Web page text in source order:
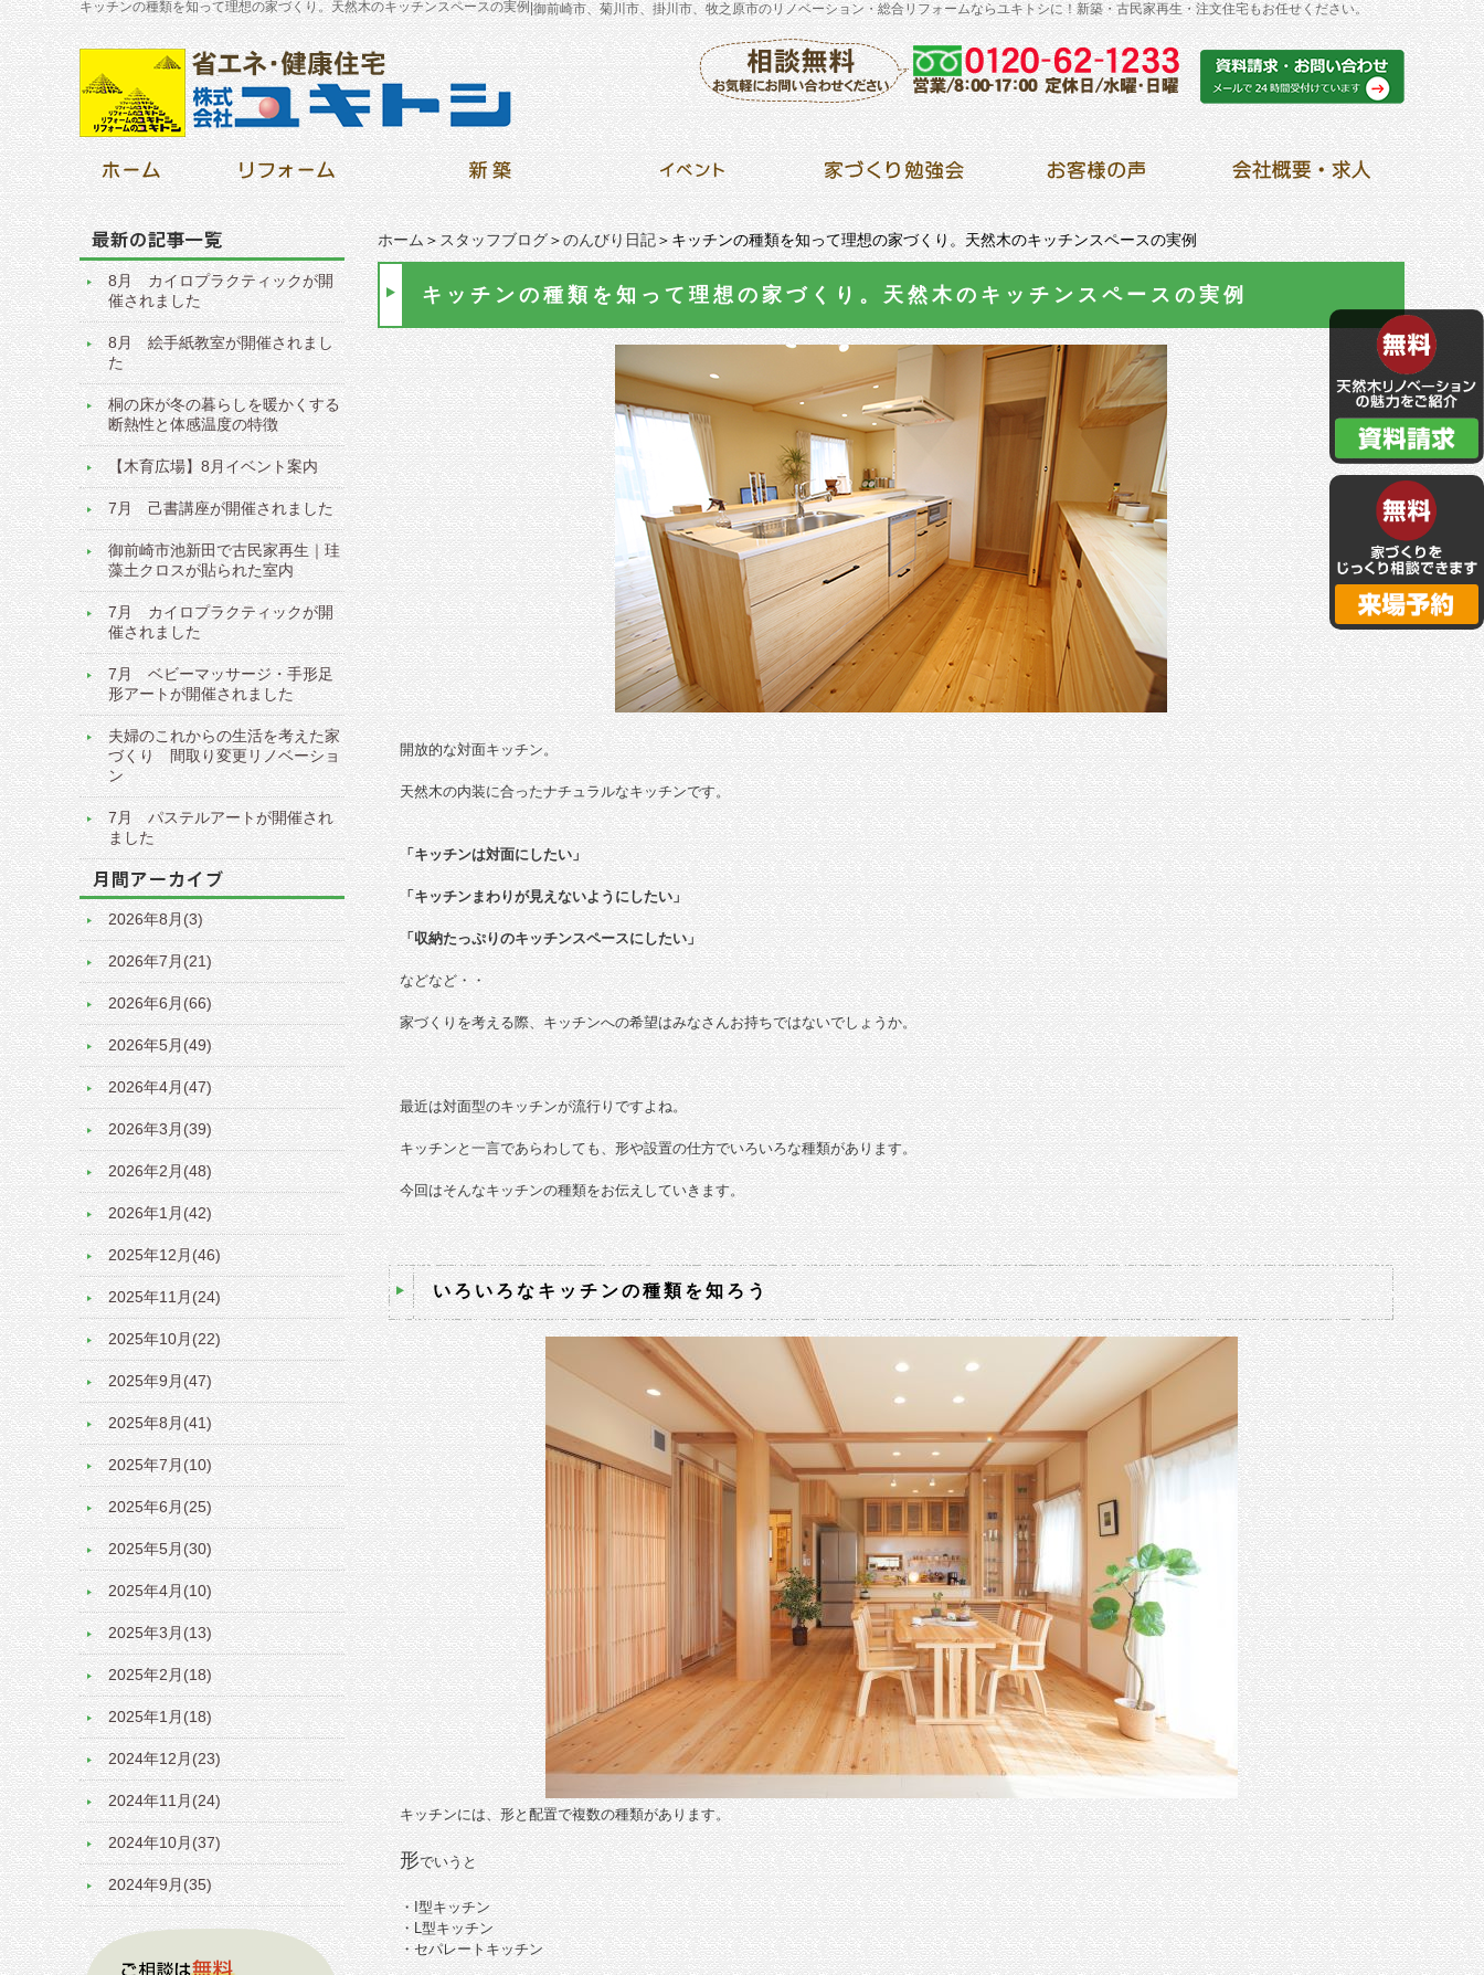
キッチンの種類を知って理想の家づくり。天然木のキッチンスペースの実例|御前崎市、菊川市、掛川市、牧之原市のリノベーション・総合リフォームならユキトシに！新築・古民家再生・注文住宅もお任せください。
ホーム＞スタッフブログ＞のんびり日記＞キッチンの種類を知って理想の家づくり。天然木のキッチンスペースの実例
キッチンの種類を知って理想の家づくり。天然木のキッチンスペースの実例
開放的な対面キッチン。
天然木の内装に合ったナチュラルなキッチンです。
「キッチンは対面にしたい」
「キッチンまわりが見えないようにしたい」
「収納たっぷりのキッチンスペースにしたい」
などなど・・
家づくりを考える際、キッチンへの希望はみなさんお持ちではないでしょうか。
最近は対面型のキッチンが流行りですよね。
キッチンと一言であらわしても、形や設置の仕方でいろいろな種類があります。
今回はそんなキッチンの種類をお伝えしていきます。
いろいろなキッチンの種類を知ろう
キッチンには、形と配置で複数の種類があります。
形でいうと
・I型キッチン
・L型キッチン
・セパレートキッチン
8月 カイロプラクティックが開
催されました
8月 絵手紙教室が開催されまし
た
桐の床が冬の暮らしを暖かくする
断熱性と体感温度の特徴
【木育広場】8月イベント案内
7月 己書講座が開催されました
御前崎市池新田で古民家再生｜珪
藻土クロスが貼られた室内
7月 カイロプラクティックが開
催されました
7月 ベビーマッサージ・手形足
形アートが開催されました
夫婦のこれからの生活を考えた家
づくり 間取り変更リノベーショ
ン
7月 パステルアートが開催され
ました
2026年8月(3)
2026年7月(21)
2026年6月(66)
2026年5月(49)
2026年4月(47)
2026年3月(39)
2026年2月(48)
2026年1月(42)
2025年12月(46)
2025年11月(24)
2025年10月(22)
2025年9月(47)
2025年8月(41)
2025年7月(10)
2025年6月(25)
2025年5月(30)
2025年4月(10)
2025年3月(13)
2025年2月(18)
2025年1月(18)
2024年12月(23)
2024年11月(24)
2024年10月(37)
2024年9月(35)